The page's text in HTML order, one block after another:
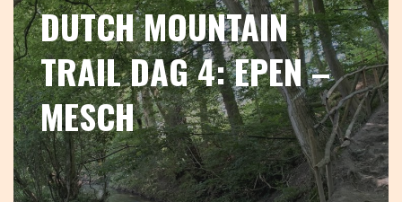
DUTCH MOUNTAIN
TRAIL DAG 4: EPEN –
MESCH